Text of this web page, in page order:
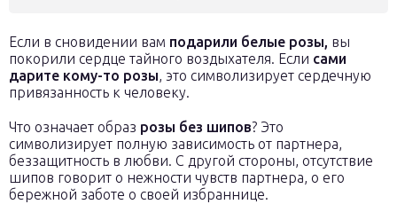
Если в сновидении вам подарили белые розы, вы
покорили сердце тайного воздыхателя. Если сами
дарите кому-то розы, это символизирует сердечную
привязанность к человеку.
Что означает образ розы без шипов? Это
символизирует полную зависимость от партнера,
беззащитность в любви. С другой стороны, отсутствие
шипов говорит о нежности чувств партнера, о его
бережной заботе о своей избраннице.